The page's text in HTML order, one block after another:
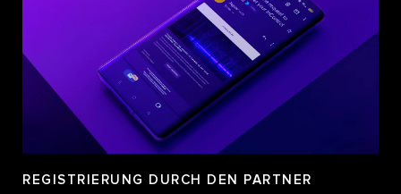
REGISTRIERUNG DURCH DEN PARTNER